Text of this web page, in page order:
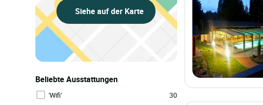
Siehe auf der Karte
Beliebte Ausstattungen
'Wifi'
30